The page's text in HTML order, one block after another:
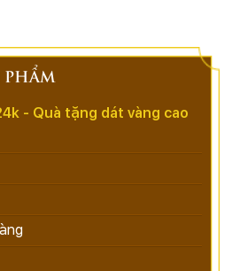
- Quà tặng dát vàng cao